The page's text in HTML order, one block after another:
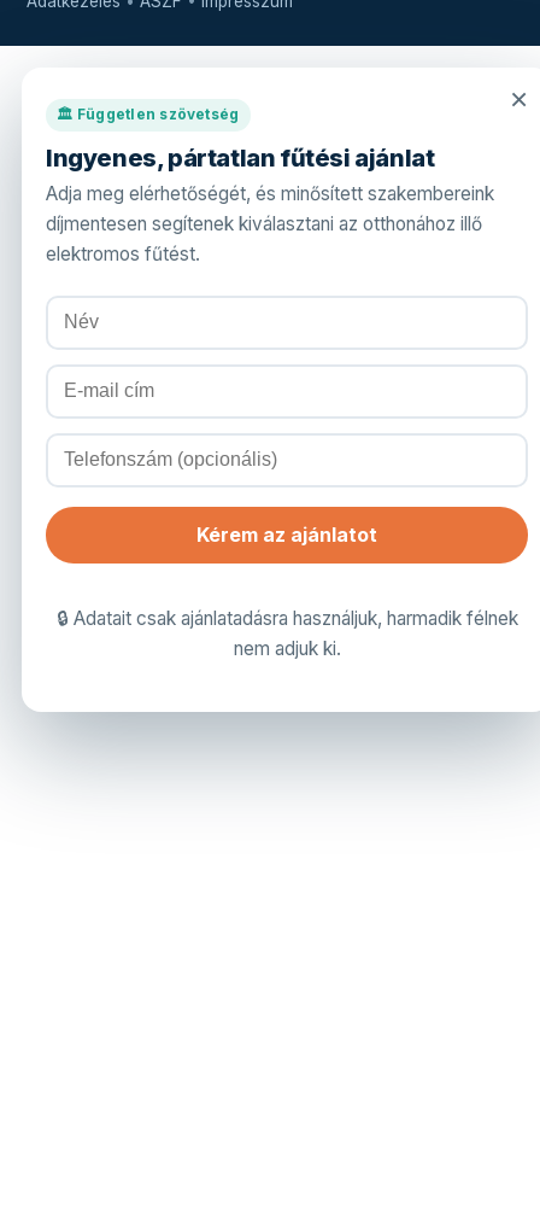
×
🏛️ Független szövetség
Ingyenes, pártatlan fűtési ajánlat
Adja meg elérhetőségét, és minősített szakembereink
díjmentesen segítenek kiválasztani az otthonához illő
elektromos fűtést.
Kérem az ajánlatot
🔒 Adatait csak ajánlatadásra használjuk, harmadik félnek
nem adjuk ki.